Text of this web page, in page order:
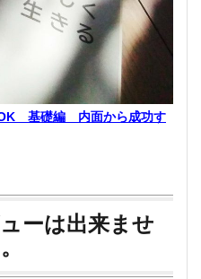
基礎編 内面から成功す
ーは出来ませ